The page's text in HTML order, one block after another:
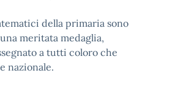
della primaria sono
meritata medaglia,
a tutti coloro che
nazionale.